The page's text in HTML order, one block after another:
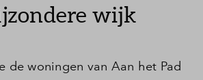
wijk
de woningen van Aan het Pad